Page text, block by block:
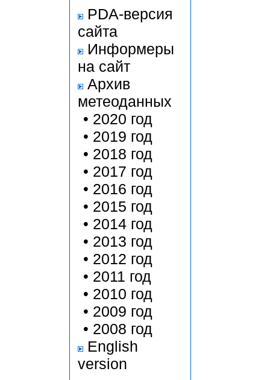
PDA-версия
сайта
Информеры
на сайт
Архив
метеоданных
• 2020 год
• 2019 год
• 2018 год
• 2017 год
• 2016 год
• 2015 год
• 2014 год
• 2013 год
• 2012 год
• 2011 год
• 2010 год
• 2009 год
• 2008 год
English
version